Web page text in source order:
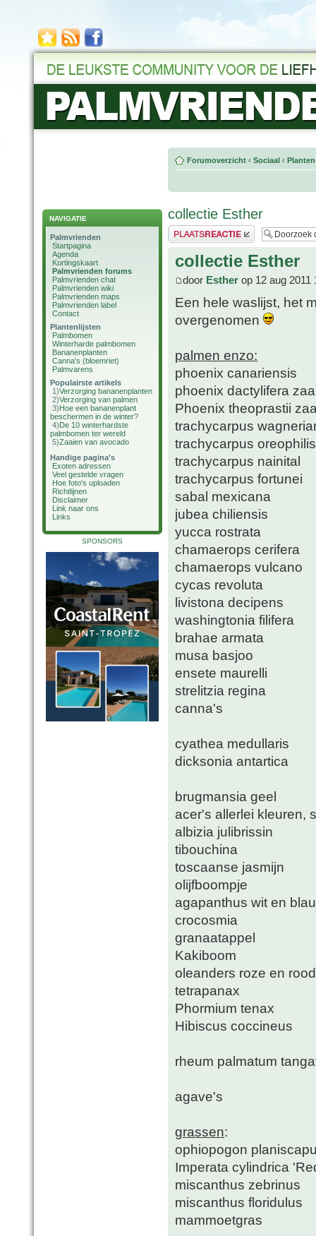
NAVIGATIE
Palmvrienden
Startpagina
Agenda
Kortingskaart
Palmvrienden forums
Palmvrienden chat
Palmvrienden wiki
Palmvrienden maps
Palmvrienden label
Contact
Plantenlijsten
Palmbomen
Winterharde palmbomen
Bananenplanten
Canna's (bloemriet)
Palmvarens
Populairste artikels
1)Verzorging bananenplanten
2)Verzorging van palmen
3)Hoe een bananenplant
beschermen in de winter?
4)De 10 winterhardste
palmbomen ter wereld
5)Zaaien van avocado
Handige pagina's
Exoten adressen
Veel gestelde vragen
Hoe foto's uploaden
Richtlijnen
Disclaimer
Link naar ons
Links
SPONSORS
Forumoverzicht ‹ Sociaal ‹
collectie Esther
Plaats een reactie
collectie Esther
door Esther op 12 aug 2011
Een hele waslijst, het
overgenomen
palmen enzo:
phoenix canariensis
phoenix dactylifera
Phoenix theoprastii
trachycarpus
trachycarpus oreophilis
trachycarpus nainital
trachycarpus fortunei
sabal mexicana
jubea chiliensis
yucca rostrata
chamaerops cerifera
chamaerops vulcano
cycas revoluta
livistona decipens
washingtonia filifera
brahae armata
musa basjoo
ensete maurelli
strelitzia regina
canna's
cyathea medullaris
dicksonia antartica
brugmansia geel
acer's allerlei kleuren,
albizia julibrissin
tibouchina
toscaanse jasmijn
olijfboompje
agapanthus wit en
crocosmia
granaatappel
Kakiboom
oleanders roze en rood
tetrapanax
Phormium tenax
Hibiscus coccineus
rheum palmatum
agave's
grassen:
ophiopogon
Imperata cylindrica
miscanthus zebrinus
miscanthus floridulus
mammoetgras